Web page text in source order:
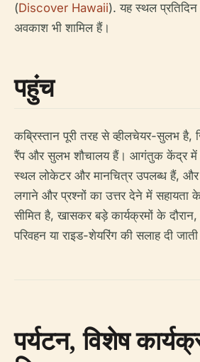
(Discover Hawaii). यह स्थल
अवकाश भी शामिल हैं।
पहुंच
कब्रिस्तान पूरी तरह से व्हीलचेयर-सुलभ है,
रैंप और सुलभ शौचालय हैं। आगंतुक केंद्र में
स्थल लोकेटर और मानचित्र उपलब्ध हैं, और
लगाने और प्रश्नों का उत्तर देने में सहायता के
सीमित है, खासकर बड़े कार्यक्रमों के दौरान,
परिवहन या राइड-शेयरिंग की सलाह दी
पर्यटन, विशेष